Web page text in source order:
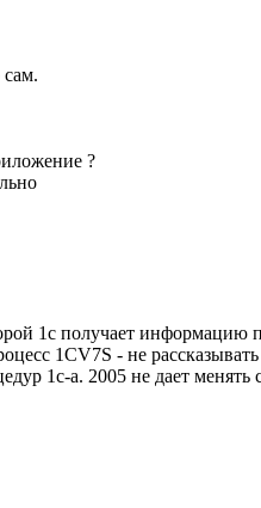
?
1с получает информацию
1CV7S - не
1с-а. 2005 не дает